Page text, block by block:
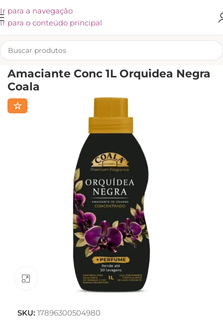
Ir para a navegação
Ir para o conteúdo principal
INÍCIO/LIMPEZA/CUIDADOS COM A ROUPA/AMACIANTE
Amaciante Conc 1L Orquidea Negra
Coala
☆
Clique para ampliar
SKU: 17896300504980